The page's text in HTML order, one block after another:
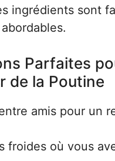
ingrédients sont
Parfaites
de la Poutine
amis pour un
froides où vous